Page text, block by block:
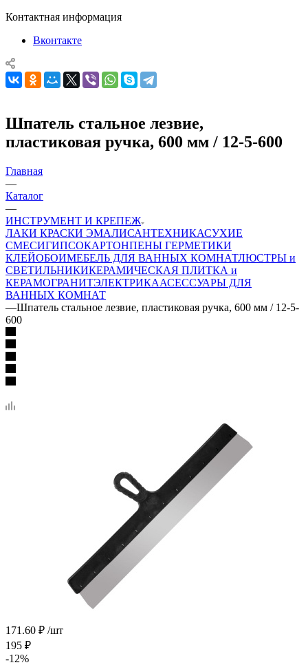
Контактная информация
Вконтакте
Шпатель стальное лезвие,
пластиковая ручка, 600 мм / 12-5-600
Главная
—
Каталог
—
ИНСТРУМЕНТ И КРЕПЕЖ
ЛАКИ КРАСКИ ЭМАЛИСАНТЕХНИКАСУХИЕ
СМЕСИГИПСОКАРТОНПЕНЫ ГЕРМЕТИКИ
КЛЕЙОБОИМЕБЕЛЬ ДЛЯ ВАННЫХ КОМНАТЛЮСТРЫ и
СВЕТИЛЬНИКИКЕРАМИЧЕСКАЯ ПЛИТКА и
КЕРАМОГРАНИТЭЛЕКТРИКААСЕССУАРЫ ДЛЯ
ВАННЫХ КОМНАТ
—Шпатель стальное лезвие, пластиковая ручка, 600 мм / 12-5-
600
171.60 ₽ /шт
195 ₽
-12%